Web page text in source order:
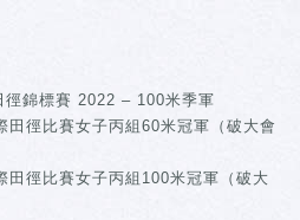
錦標賽 2022 – 100米季軍
田徑比賽女子丙組60米冠軍（破大會
田徑比賽女子丙組100米冠軍（破大